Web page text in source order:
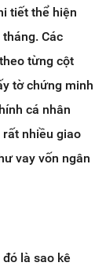
tiết thể hiện
Các
từng cột
tờ chứng minh
cá nhân
rất nhiều giao
vay vốn ngân
là sao kê